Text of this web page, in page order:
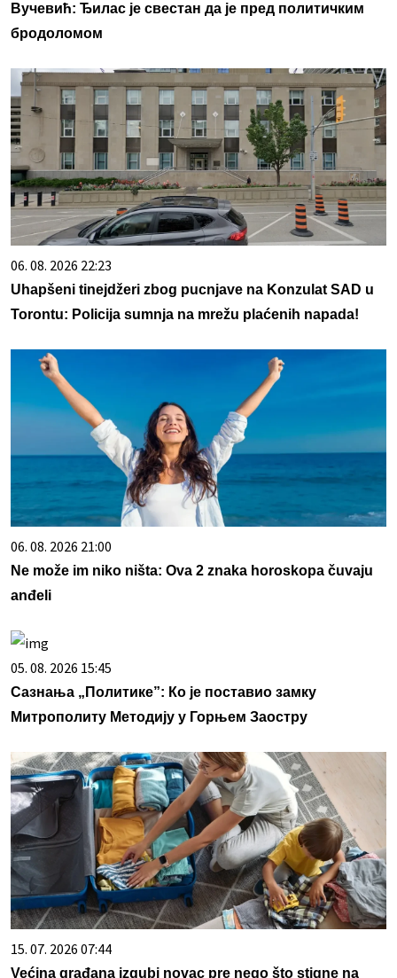
Вучевић: Ђилас је свестан да је пред политичким
бродоломом
06. 08. 2026 22:23
Uhapšeni tinejdžeri zbog pucnjave na Konzulat SAD u
Torontu: Policija sumnja na mrežu plaćenih napada!
06. 08. 2026 21:00
Ne može im niko ništa: Ova 2 znaka horoskopa čuvaju
anđeli
05. 08. 2026 15:45
Сазнања „Политике”: Ко је поставио замку
Митрополиту Методију у Горњем Заостру
15. 07. 2026 07:44
Većina građana izgubi novac pre nego što stigne na